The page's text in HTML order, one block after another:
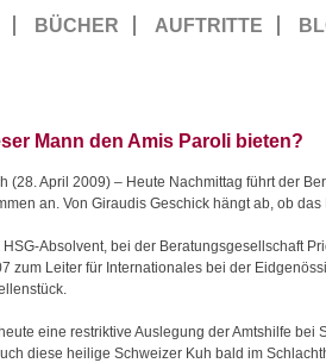
BÜCHER AUFTRITTE
Mann den Amis Paroli bieten?
(28. April 2009) – Heute Nachmittag führt der
an. Von Giraudis Geschick hängt ab, ob das
Absolvent, bei der Beratungsgesellschaft
zum Leiter für Internationales bei der
eine restriktive Auslegung der Amtshilfe
diese heilige Schweizer Kuh bald im